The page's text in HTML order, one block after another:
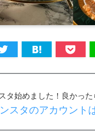
タ始めました！良かった
スタのアカウント